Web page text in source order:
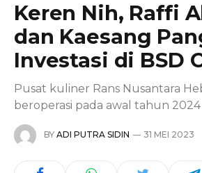
Keren Nih, Raffi
dan Kaesang
Investasi di BSD
Pusat kuliner Rans Nusantara
beroperasi pada awal tahun 2024
BY ADI PUTRA SIDIN 31 MEI 2023